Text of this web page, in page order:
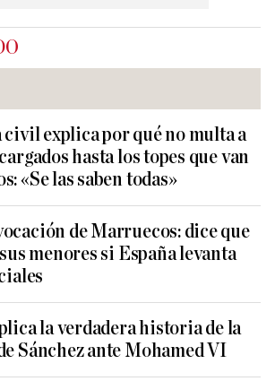
civil explica por qué no multa a
hasta los topes que van
«Se las saben todas»
de Marruecos: dice que
menores si España levanta
la verdadera historia de la
Sánchez ante Mohamed VI